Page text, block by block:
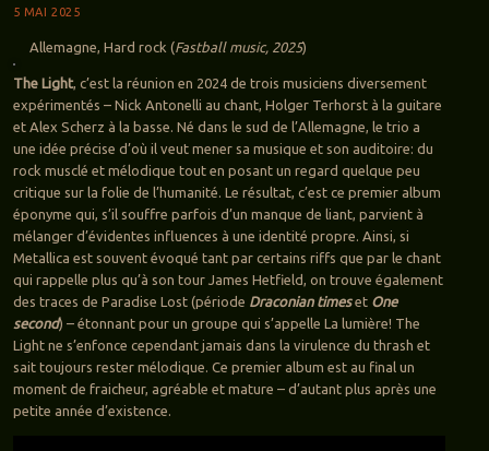
5 MAI 2025
Allemagne, Hard rock (Fastball music, 2025)
The Light, c’est la réunion en 2024 de trois musiciens diversement
expérimentés – Nick Antonelli au chant, Holger Terhorst à la guitare
et Alex Scherz à la basse. Né dans le sud de l’Allemagne, le trio a
une idée précise d’où il veut mener sa musique et son auditoire: du
rock musclé et mélodique tout en posant un regard quelque peu
critique sur la folie de l’humanité. Le résultat, c’est ce premier album
éponyme qui, s’il souffre parfois d’un manque de liant, parvient à
mélanger d’évidentes influences à une identité propre. Ainsi, si
Metallica est souvent évoqué tant par certains riffs que par le chant
qui rappelle plus qu’à son tour James Hetfield, on trouve également
des traces de Paradise Lost (période Draconian timeset One
second) – étonnant pour un groupe qui s’appelle La lumière! The
Light ne s’enfonce cependant jamais dans la virulence du thrash et
sait toujours rester mélodique. Ce premier album est au final un
moment de fraicheur, agréable et mature – d’autant plus après une
petite année d’existence.